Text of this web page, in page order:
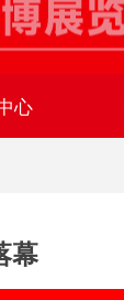
心
幕